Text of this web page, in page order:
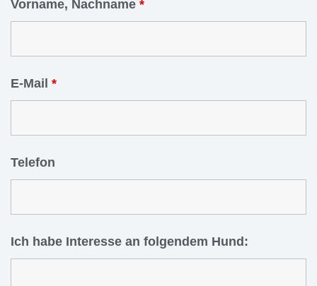
Vorname, Nachname *
E-Mail *
Telefon
Ich habe Interesse an folgendem Hund: